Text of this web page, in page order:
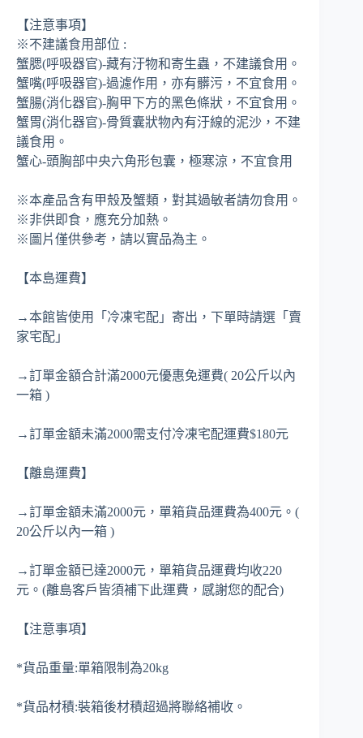
【注意事項】
※不建議食用部位 :
蟹腮(呼吸器官)-藏有汙物和寄生蟲，不建議食用。
蟹嘴(呼吸器官)-過濾作用，亦有髒污，不宜食用。
蟹腸(消化器官)-胸甲下方的黑色條狀，不宜食用。
蟹胃(消化器官)-骨質囊狀物內有汙線的泥沙，不建
議食用。
蟹心-頭胸部中央六角形包囊，極寒涼，不宜食用
※本產品含有甲殼及蟹類，對其過敏者請勿食用。
※非供即食，應充分加熱。
※圖片僅供參考，請以實品為主。
【本島運費】
→本館皆使用「冷凍宅配」寄出，下單時請選「賣
家宅配」
→訂單金額合計滿2000元優惠免運費( 20公斤以內
一箱 )
→訂單金額未滿2000需支付冷凍宅配運費$180元
【離島運費】
→訂單金額未滿2000元，單箱貨品運費為400元。(
20公斤以內一箱 )
→訂單金額已達2000元，單箱貨品運費均收220
元。(離島客戶皆須補下此運費，感謝您的配合)
【注意事項】
*貨品重量:單箱限制為20kg
*貨品材積:裝箱後材積超過將聯絡補收。